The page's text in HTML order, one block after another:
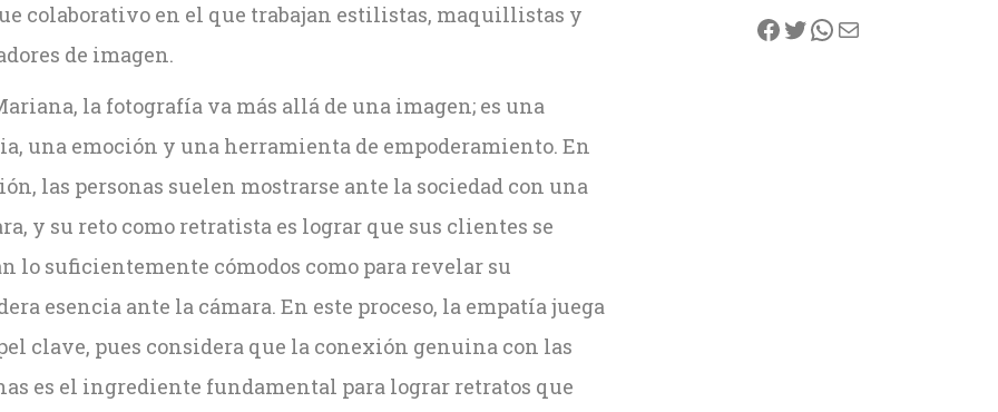
colaborativo en el que trabajan estilistas, maquillistas y
de imagen.
la fotografía va más allá de una imagen; es una
una emoción y una herramienta de empoderamiento. En
las personas suelen mostrarse ante la sociedad con una
y su reto como retratista es lograr que sus clientes se
lo suficientemente cómodos como para revelar su
esencia ante la cámara. En este proceso, la empatía juega
clave, pues considera que la conexión genuina con las
es el ingrediente fundamental para lograr retratos que
Facebook
Twitter
WhatsApp
Correo electrónico